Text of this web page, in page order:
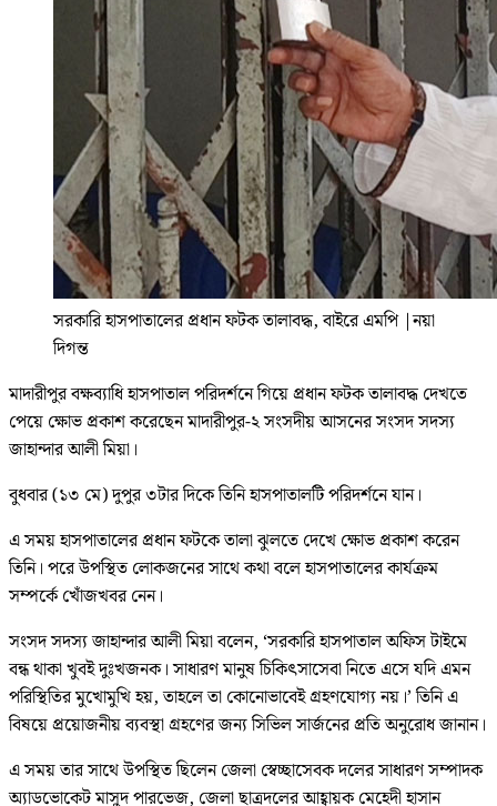
সরকারি হাসপাতালের প্রধান ফটক তালাবদ্ধ, বাইরে এমপি |নয়া
দিগন্ত
মাদারীপুর বক্ষব্যাধি হাসপাতাল পরিদর্শনে গিয়ে প্রধান ফটক তালাবদ্ধ দেখতে
পেয়ে ক্ষোভ প্রকাশ করেছেন মাদারীপুর-২ সংসদীয় আসনের সংসদ সদস্য
জাহান্দার আলী মিয়া।
বুধবার (১৩ মে) দুপুর ৩টার দিকে তিনি হাসপাতালটি পরিদর্শনে যান।
এ সময় হাসপাতালের প্রধান ফটকে তালা ঝুলতে দেখে ক্ষোভ প্রকাশ করেন
তিনি। পরে উপস্থিত লোকজনের সাথে কথা বলে হাসপাতালের কার্যক্রম
সম্পর্কে খোঁজখবর নেন।
সংসদ সদস্য জাহান্দার আলী মিয়া বলেন, ‘সরকারি হাসপাতাল অফিস টাইমে
বন্ধ থাকা খুবই দুঃখজনক। সাধারণ মানুষ চিকিৎসাসেবা নিতে এসে যদি এমন
পরিস্থিতির মুখোমুখি হয়, তাহলে তা কোনোভাবেই গ্রহণযোগ্য নয়।’ তিনি এ
বিষয়ে প্রয়োজনীয় ব্যবস্থা গ্রহণের জন্য সিভিল সার্জনের প্রতি অনুরোধ জানান।
এ সময় তার সাথে উপস্থিত ছিলেন জেলা স্বেচ্ছাসেবক দলের সাধারণ সম্পাদক
অ্যাডভোকেট মাসুদ পারভেজ, জেলা ছাত্রদলের আহ্বায়ক মেহেদী হাসান